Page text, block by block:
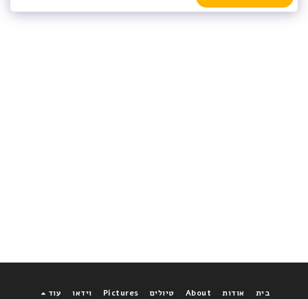
בית אודות About טיולים Pictures וידאו עוד